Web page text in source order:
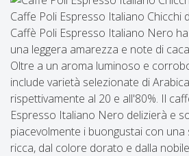
Caffe Poli Espresso Italiano Chicchi
Caffè Poli Espresso Italiano Nero
una leggera amarezza e note di
Oltre a un aroma luminoso e
include varietà selezionate di
rispettivamente al 20 e all'80%. Il
Espresso Italiano Nero delizierà e
piacevolmente i buongustai con una
ricca, dal colore dorato e dalla